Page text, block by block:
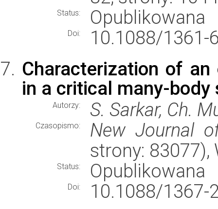
Status: Opublikowana
Doi:
10.1088/
Characterization of
in a critical many-body
Autorzy: S. Sarkar, Ch.
Czasopismo:
New Journal
strony:
Status: Opublikowana
Doi:
10.1088/